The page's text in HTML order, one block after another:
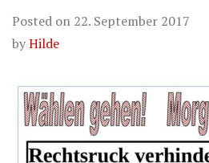
Posted on 22. September 2017
byHilde